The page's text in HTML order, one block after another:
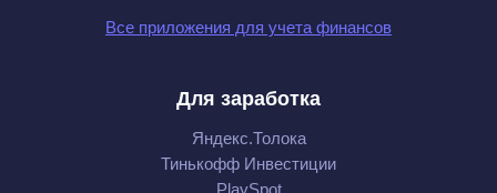
Все приложения для учета финансов
Для заработка
Яндекс.Толока
Тинькофф Инвестиции
PlaySpot